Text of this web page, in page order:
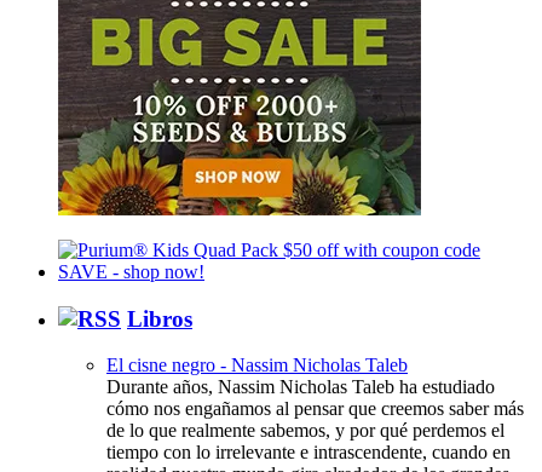
Libros
El cisne negro - Nassim Nicholas Taleb
Durante años, Nassim Nicholas Taleb ha estudiado
cómo nos engañamos al pensar que creemos saber más
de lo que realmente sabemos, y por qué perdemos el
tiempo con lo irrelevante e intrascendente, cuando en